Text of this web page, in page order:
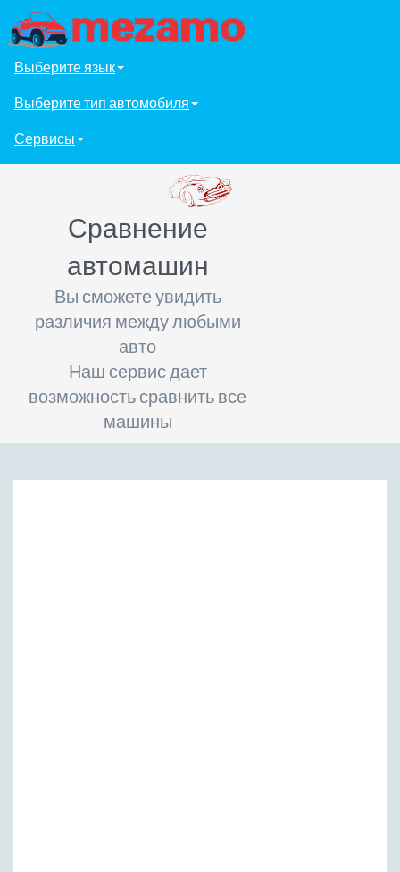
Выберите язык
Выберите тип автомобиля
Сервисы
Сравнение
автомашин
Вы сможете увидить
различия между любыми
авто
Наш сервис дает
возможность сравнить все
машины